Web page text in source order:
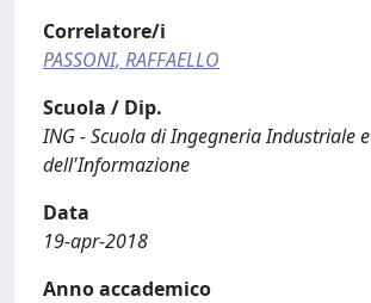
Correlatore/i
PASSONI, RAFFAELLO
Scuola / Dip.
ING - Scuola di Ingegneria Industriale e
dell'Informazione
Data
19-apr-2018
Anno accademico